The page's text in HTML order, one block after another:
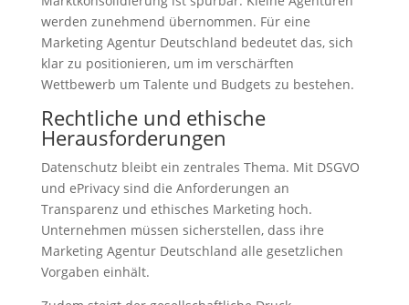
werden zunehmend übernommen. Für eine
Marketing Agentur Deutschland bedeutet das, sich
klar zu positionieren, um im verschärften
Wettbewerb um Talente und Budgets zu bestehen.
Rechtliche und ethische
Herausforderungen
Datenschutz bleibt ein zentrales Thema. Mit DSGVO
und ePrivacy sind die Anforderungen an
Transparenz und ethisches Marketing hoch.
Unternehmen müssen sicherstellen, dass ihre
Marketing Agentur Deutschland alle gesetzlichen
Vorgaben einhält.